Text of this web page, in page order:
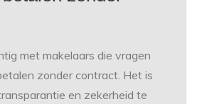
met makelaars die vragen
zonder contract. Het is
en zekerheid te